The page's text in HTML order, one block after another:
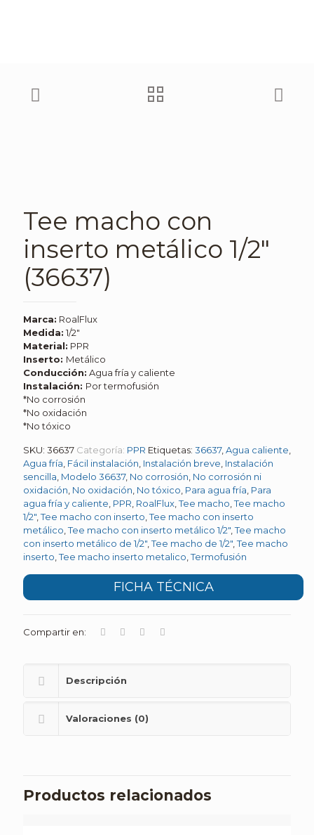
Tee macho con
inserto metálico 1/2″
(36637)
Marca: RoalFlux
Medida: 1/2″
Material: PPR
Inserto: Metálico
Conducción: Agua fría y caliente
Instalación: Por termofusión
*No corrosión
*No oxidación
*No tóxico
SKU: 36637 Categoría: PPR Etiquetas: 36637, Agua caliente
Agua fría Fácil instalación Instalación breve Instalación
sencilla Modelo 36637, No corrosión No corrosión ni
oxidación No oxidación No tóxico Para agua fría Para
agua fría y caliente PPR RoalFlux ,Tee macho ,Tee macho
1/2" ,Tee macho con inserto ,Tee macho con inserto
metálico ,Tee macho con inserto metálico 1/2" ,Tee macho
con inserto metálico de 1/2" ,Tee macho de 1/2" ,Tee macho
inserto ,Tee macho inserto metalico ,Termofusión
FICHA TÉCNICA
Compartir en:
Descripción
Valoraciones (0)
Productos relacionados